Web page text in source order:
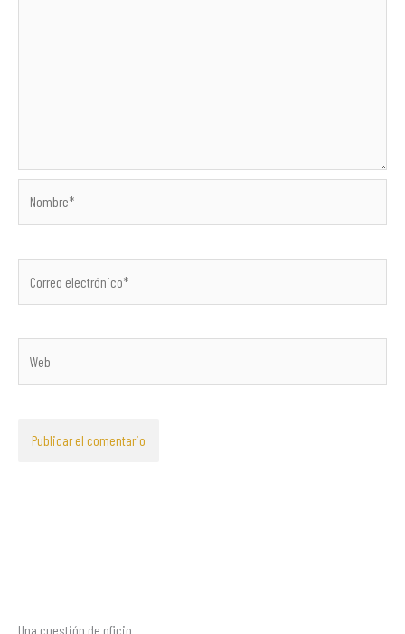
electrónico*
Una cuestión de oficio